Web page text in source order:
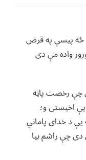
څه پیسې په قرض
واده مې دی
چې رخصت پاڼه
اخیستی و؛
د خدای پاماني
دی چې راشم بیا